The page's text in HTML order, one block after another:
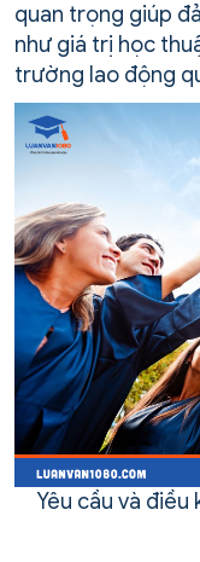
quan trọng giúp
như giá trị học
trường lao động
Yêu cầu và điều